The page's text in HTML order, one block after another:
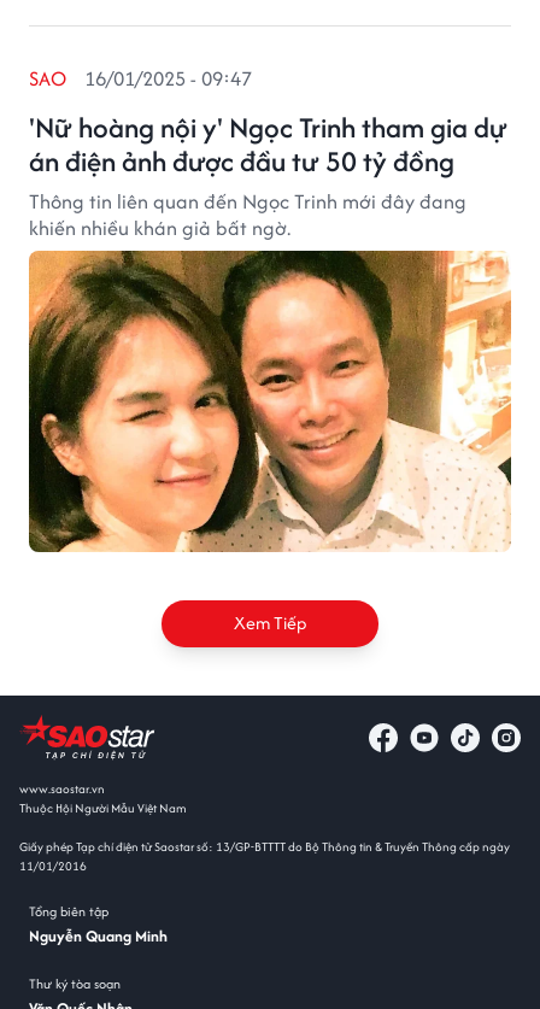
'Nữ hoàng nội y' Ngọc Trinh tham gia dự
án điện ảnh được đầu tư 50 tỷ đồng
SAO 16/01/2025 - 09:47
Thông tin liên quan đến Ngọc Trinh mới đây đang
khiến nhiều khán giả bất ngờ.
Xem Tiếp
www.saostar.vn
Thuộc Hội Người Mẫu Việt Nam
Giấy phép Tạp chí điện tử Saostar số: 13/GP-BTTTT do Bộ Thông tin & Truyền Thông cấp ngày
11/01/2016
Tổng biên tập
Nguyễn Quang Minh
Thư ký tòa soạn